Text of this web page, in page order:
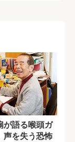
が語る喉頭ガ
声を失う恐怖